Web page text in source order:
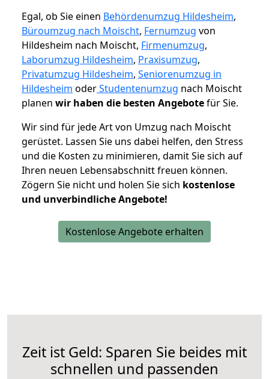
Egal, ob Sie einen Behördenumzug Hildesheim,
Büroumzug nach Moischt, Fernumzug von
Hildesheim nach Moischt, Firmenumzug,
Laborumzug Hildesheim, Praxisumzug,
Privatumzug Hildesheim, Seniorenumzug in
Hildesheim oderStudentenumzug nach Moischt
planen wir haben die besten Angebotefür Sie.
Wir sind für jede Art von Umzug nach Moischt
gerüstet. Lassen Sie uns dabei helfen, den Stress
und die Kosten zu minimieren, damit Sie sich auf
Ihren neuen Lebensabschnitt freuen können.
Zögern Sie nicht und holen Sie sich kostenlose
und unverbindliche Angebote!
Kostenlose Angebote erhalten
Zeit ist Geld: Sparen Sie beides mit
schnellen und passenden